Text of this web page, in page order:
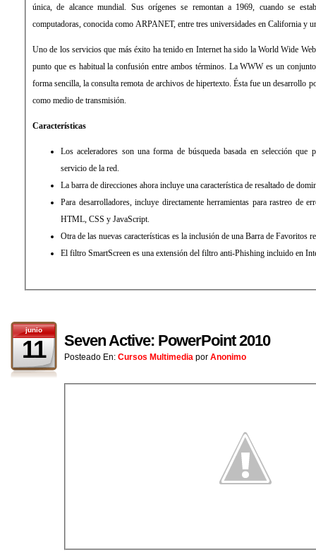
única, de alcance mundial. Sus orígenes se remontan a 1969, cuando se
computadoras, conocida como ARPANET, entre tres universidades en California y
Uno de los servicios que más éxito ha tenido en Internet ha sido la World Wide
punto que es habitual la confusión entre ambos términos. La WWW es un
forma sencilla, la consulta remota de archivos de hipertexto. Ésta fue un desarrollo
como medio de transmisión.
Características
Los aceleradores son una forma de búsqueda basada en selección que
servicio de la red.
La barra de direcciones ahora incluye una característica de resaltado de
Para desarrolladores, incluye directamente herramientas para rastreo de
HTML, CSS y JavaScript.
Otra de las nuevas características es la inclusión de una Barra de Favoritos
El filtro SmartScreen es una extensión del filtro anti-Phishing incluido en
junio
11 Seven Active: PowerPoint 2010
Posteado En: Cursos Multimedia por Anonimo